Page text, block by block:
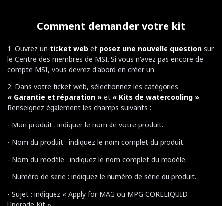
Comment demander votre kit
1. Ouvrez un ticket web et posez une nouvelle question sur
le Centre des membres de MSI. Si vous n'avez pas encore de
compte MSI, vous devrez d'abord en créer un.
2. Dans votre ticket web, sélectionnez les catégories
« Garantie et réparation » et « Kits de watercooling ».
Renseignez également les champs suivants :
- Mon produit : indiquer le nom de votre produit.
- Nom du produit : indiquez le nom complet du produit.
- Nom du modèle : indiquez le nom complet du modèle.
- Numéro de série : indiquez le numéro de série du produit.
- Sujet : indiquez « Apply for MAG ou MPG CORELIQUID